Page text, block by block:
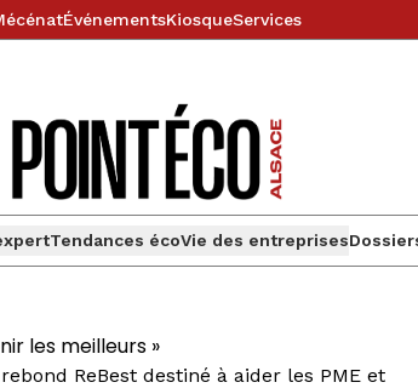
ÉvénementsKiosqueServices
Tendances écoVie des entreprises
les meilleurs »
ReBest destiné à aider les PME et